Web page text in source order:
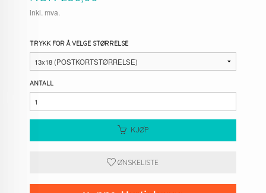
inkl. mva.
TRYKK FOR Å VELGE STØRRELSE
ANTALL
KJØP
ØNSKELISTE